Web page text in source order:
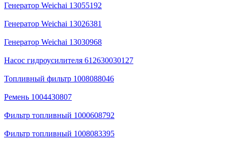
Генератор Weichai 13055192
Генератор Weichai 13026381
Генератор Weichai 13030968
Насос гидроусилителя 612630030127
Топливный фильтр 1008088046
Ремень 1004430807
Фильтр топливный 1000608792
Фильтр топливный 1008083395